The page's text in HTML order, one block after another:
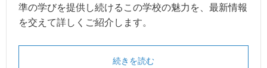
準の学びを提供し続けるこの学校の魅力を、最新情報
を交えて詳しくご紹介します。
続きを読む